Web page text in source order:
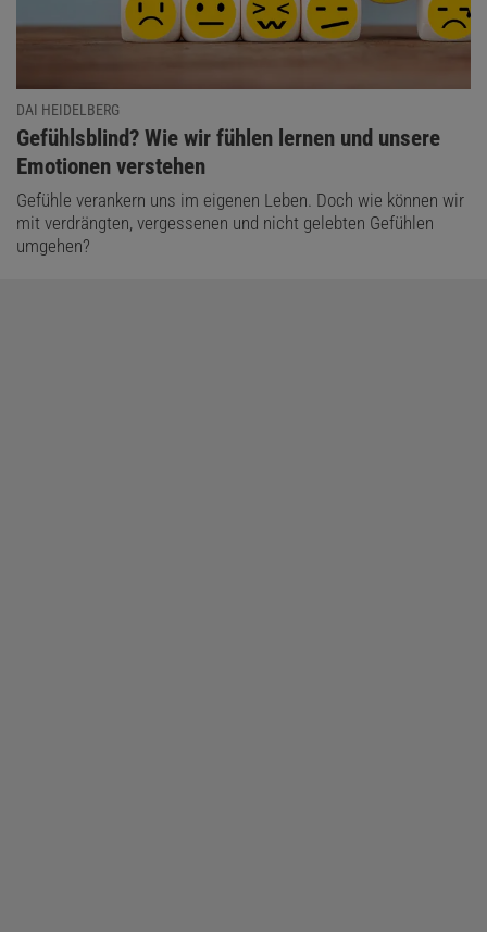
Christiane Gelitz
ist Diplompsychologin und Redakteurin im Ressort Psychologie
und Kultur.
DAI HEIDELBERG
:
Gefühlsblind? Wie wir fühlen lernen und unsere
Emotionen verstehen
Gefühle verankern uns im eigenen Leben. Doch wie können wir
mit verdrängten, vergessenen und nicht gelebten Gefühlen
umgehen?